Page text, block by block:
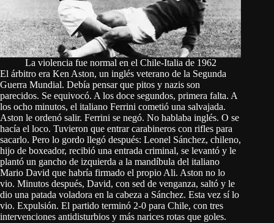
La violencia fue normal en el Chile-Italia de 1962
El árbitro era Ken Aston, un inglés veterano de la Segunda
Guerra Mundial. Debía pensar que pitos y nazis son
parecidos. Se equivocó. A los doce segundos, primera falta. A
los ocho minutos, el italiano Ferrini cometió una salvajada.
Aston le ordenó salir. Ferrini se negó. No hablaba inglés. O se
hacía el loco. Tuvieron que entrar carabineros con rifles para
sacarlo. Pero lo gordo llegó después: Leonel Sánchez, chileno,
hijo de boxeador, recibió una entrada criminal, se levantó y le
plantó un gancho de izquierda a la mandíbula del italiano
Mario David que habría firmado el propio Ali. Aston no lo
vio. Minutos después, David, con sed de venganza, saltó y le
dio una patada voladora en la cabeza a Sánchez. Esta vez sí lo
vio. Expulsión. El partido terminó 2-0 para Chile, con tres
intervenciones antidisturbios y más narices rotas que goles.